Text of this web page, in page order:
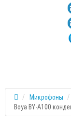
Микрофоны
Boya BY-A100